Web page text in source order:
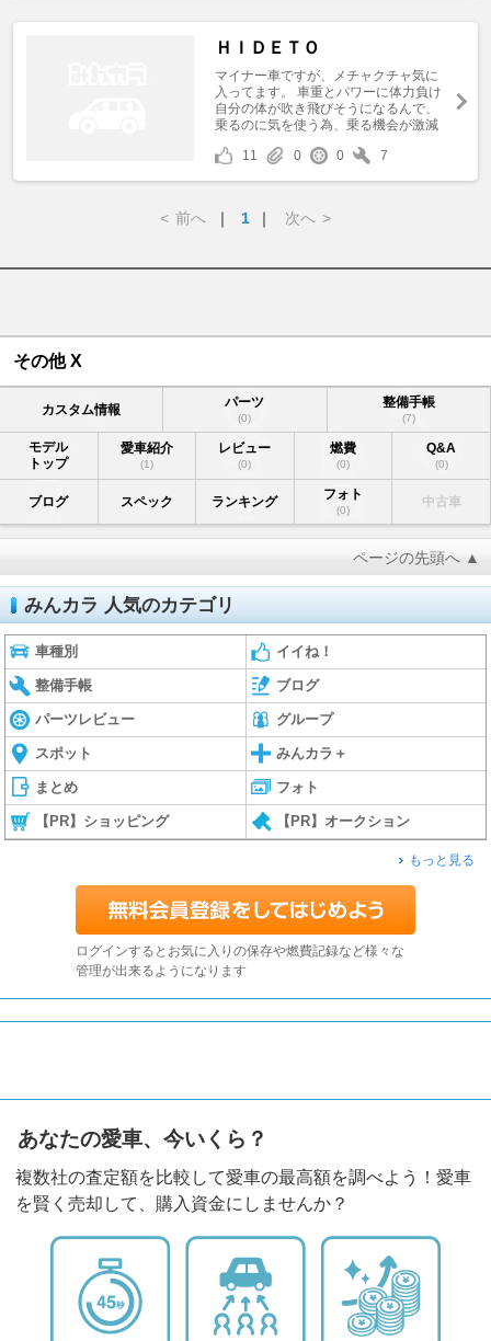
ＨＩＤＥＴＯ
マイナー車ですが、メチャクチャ気に
入ってます。 車重とパワーに体力負け
自分の体が吹き飛びそうになるんで、
乗るのに気を使う為、乗る機会が激減
11
0 0 7
< 前へ ｜ 1 ｜ 次へ >
その他 X
カスタム情報 パーツ
(0)
整備手帳
(7)
モデル
トップ
愛車紹介
(1)
レビュー
(0)
燃費
(0)
Q&A
(0)
ブログ スペック ランキング フォト
(0)
中古車
ページの先頭へ ▲
みんカラ 人気のカテゴリ
車種別 イイね！
整備手帳 ブログ
パーツレビュー グループ
スポット みんカラ＋
まとめ フォト
【PR】ショッピング 【PR】オークション
もっと見る
ログインするとお気に入りの保存や燃費記録など様々な
管理が出来るようになります
あなたの愛車、今いくら？
複数社の査定額を比較して愛車の最高額を調べよう！愛車
を賢く売却して、購入資金にしませんか？